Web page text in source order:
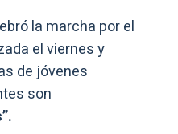
la marcha por el
el viernes y
de jóvenes
son